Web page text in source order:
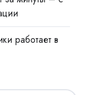
работает в